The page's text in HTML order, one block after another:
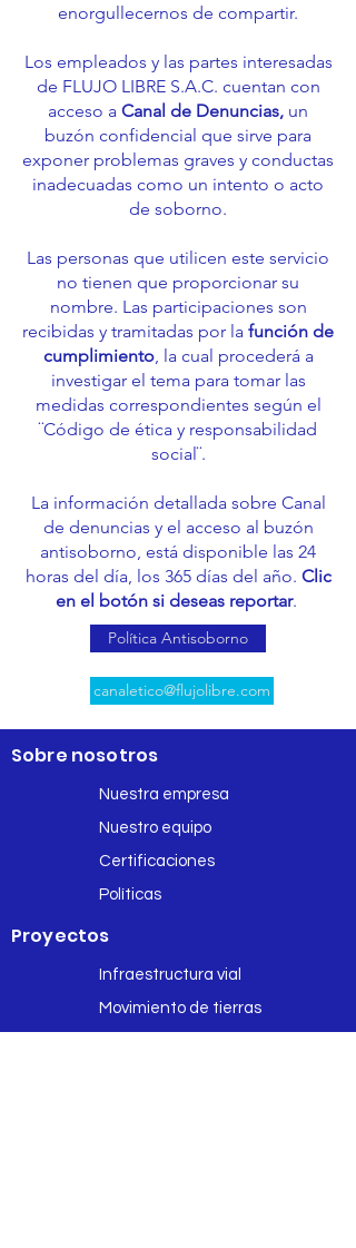
enorgullecernos de compartir.
Los empleados y las partes interesadas
de FLUJO LIBRE S.A.C. cuentan con
acceso a Canal de Denuncias, un
buzón confidencial que sirve para
exponer problemas graves y conductas
inadecuadas como un intento o acto
de soborno.
Las personas que utilicen este servicio
no tienen que proporcionar su
nombre. Las participaciones son
recibidas y tramitadas por la función de
cumplimiento, la cual procederá a
investigar el tema para tomar las
medidas correspondientes según el
¨Código de ética y responsabilidad
social¨.
La información detallada sobre Canal
de denuncias y el acceso al buzón
antisoborno, está disponible las 24
horas del día, los 365 días del año. Clic
en el botón si deseas reportar.
Política Antisoborno
canaletico@flujolibre.com
Sobre nosotros
Nuestra empresa
Nuestro equipo
Certificaciones
Políticas
Proyectos
Infraestructura vial
Movimiento de tierras